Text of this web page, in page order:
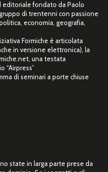
editoriale fondato da Paolo
di trentenni con passione
economia, geografia,
Formiche è articolata
in versione elettronica), la
una testata
“Airpress”
di seminari a porte chiuse
state in larga parte prese da